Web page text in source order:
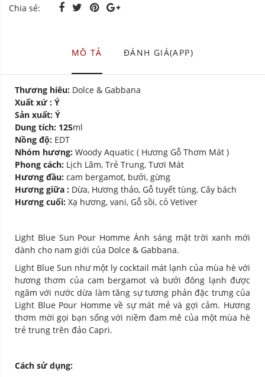
Chia sẻ:
MÔ TẢ ĐÁNH GIÁ(APP)
Thương hiêu: Dolce & Gabbana
Xuất xứ : Ý
Sản xuất: Ý
Dung tích: 125ml
Nồng độ: EDT
Nhóm hương: Woody Aquatic ( Hương Gỗ Thơm Mát )
Phong cách: Lịch Lãm, Trẻ Trung, Tươi Mát
Hương đầu: cam bergamot, bưởi, gừng
Hương giữa : Dừa, Hương thảo, Gỗ tuyết tùng, Cây bách
Hương cuối: Xạ hương, vani, Gỗ sồi, cỏ Vetiver
Light Blue Sun Pour Homme Ánh sáng mặt trời xanh mới
dành cho nam giới của Dolce & Gabbana.
Light Blue Sun như một ly cocktail mát lạnh của mùa hè với
hương thơm của cam bergamot và bưởi đông lạnh được
ngâm với nước dừa làm tăng sự tương phản đặc trưng của
Light Blue Pour Homme về sự mát mẻ và gợi cảm. Hương
thơm mời gọi bạn sống với niềm đam mê của một mùa hè
trẻ trung trên đảo Capri.
Cách sử dụng: